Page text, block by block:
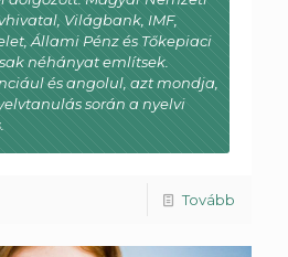
Világbank, IMF,
Állami Pénz és Tőkepiaci
néhányat említsek.
és angolul, azt mondja,
során a nyelvi
Tovább